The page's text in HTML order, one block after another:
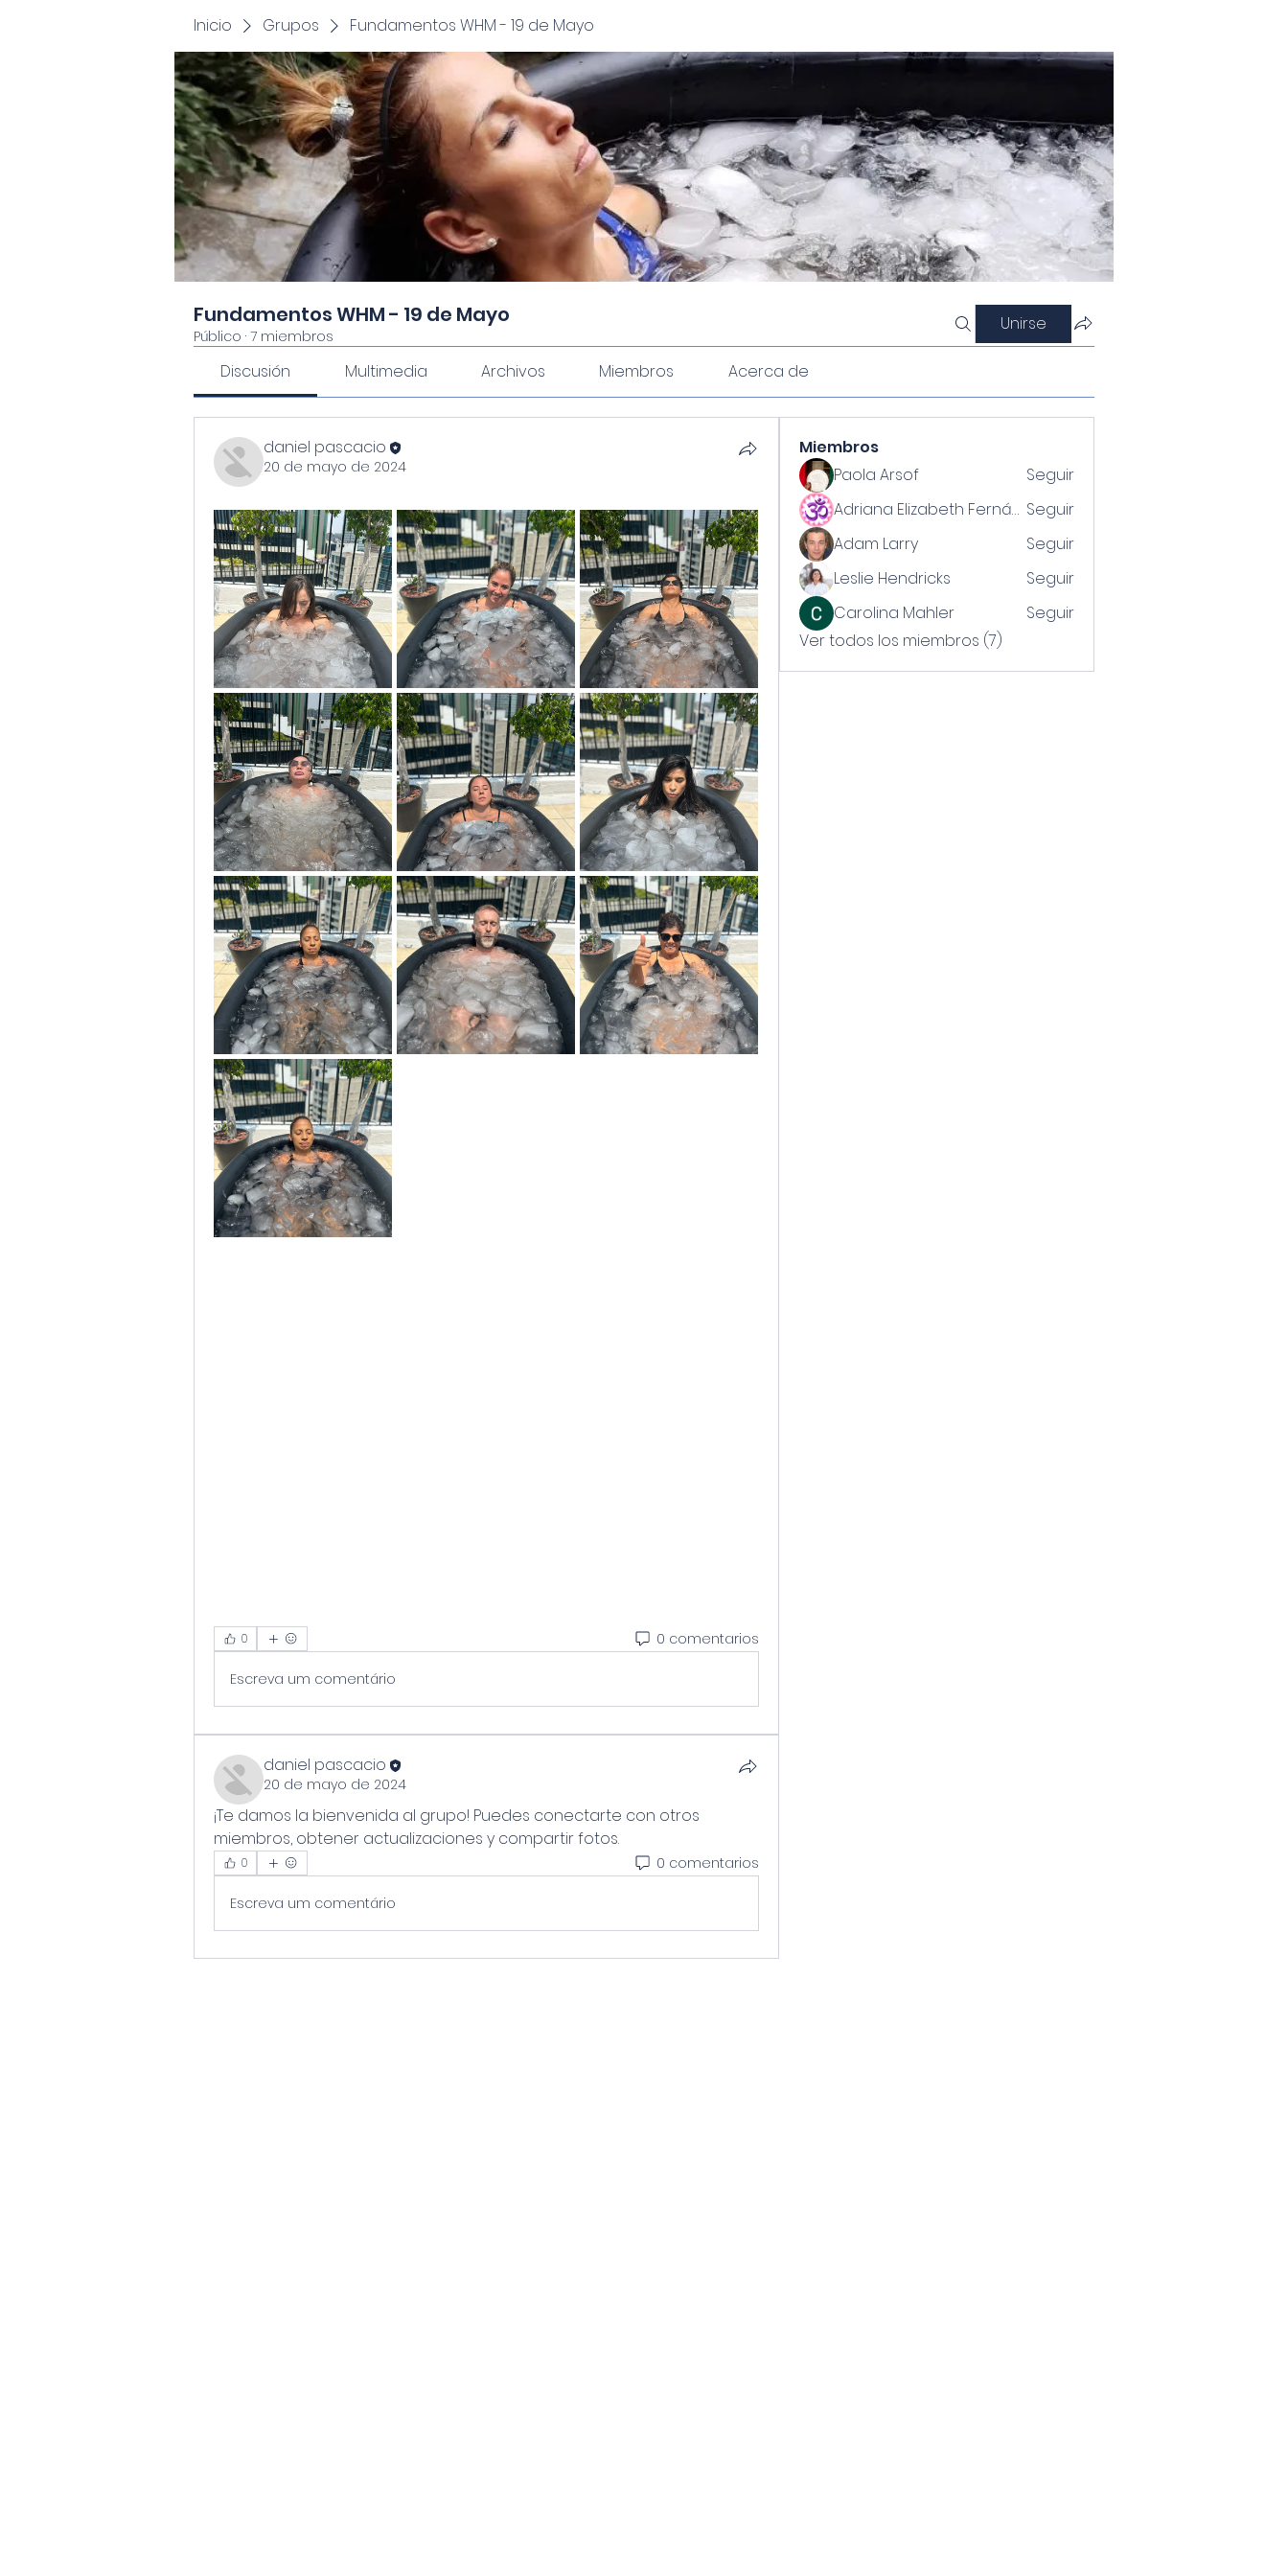
Inicio Grupos Fundamentos WHM - 19 de Mayo
Fundamentos WHM - 19 de Mayo
Público · 7 miembros
Unirse
Discusión Multimedia Archivos Miembros Acerca de
daniel pascacio
20 de mayo de 2024
0 0 comentarios
Escreva um comentário
daniel pascacio
20 de mayo de 2024
¡Te damos la bienvenida al grupo! Puedes conectarte con otros
miembros, obtener actualizaciones y compartir fotos.
0 0 comentarios
Escreva um comentário
Miembros
Paola Arsof
Seguir
Adriana Elizabeth Fernández Landín Seguir
Adam Larry
Seguir
Leslie Hendricks
Seguir
Carolina Mahler
Seguir
Ver todos los miembros (7)